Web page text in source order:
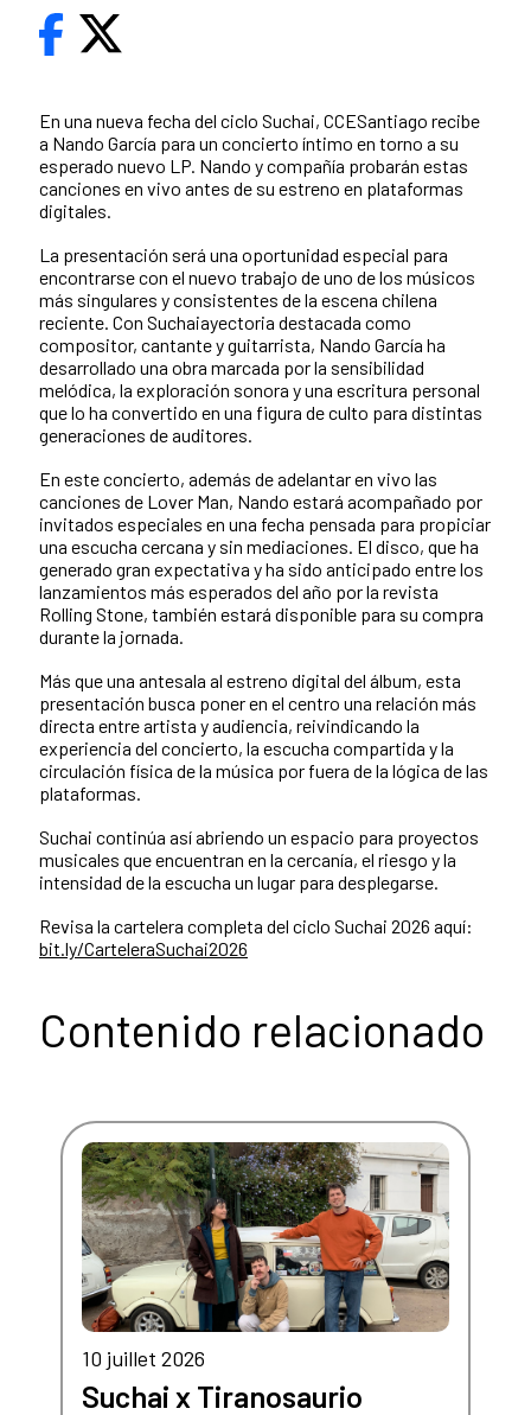
En una nueva fecha del ciclo Suchai, CCESantiago recibe
a Nando García para un concierto íntimo en torno a su
esperado nuevo LP. Nando y compañía probarán estas
canciones en vivo antes de su estreno en plataformas
digitales.
La presentación será una oportunidad especial para
encontrarse con el nuevo trabajo de uno de los músicos
más singulares y consistentes de la escena chilena
reciente. Con Suchaiayectoria destacada como
compositor, cantante y guitarrista, Nando García ha
desarrollado una obra marcada por la sensibilidad
melódica, la exploración sonora y una escritura personal
que lo ha convertido en una figura de culto para distintas
generaciones de auditores.
En este concierto, además de adelantar en vivo las
canciones de Lover Man, Nando estará acompañado por
invitados especiales en una fecha pensada para propiciar
una escucha cercana y sin mediaciones. El disco, que ha
generado gran expectativa y ha sido anticipado entre los
lanzamientos más esperados del año por la revista
Rolling Stone, también estará disponible para su compra
durante la jornada.
Más que una antesala al estreno digital del álbum, esta
presentación busca poner en el centro una relación más
directa entre artista y audiencia, reivindicando la
experiencia del concierto, la escucha compartida y la
circulación física de la música por fuera de la lógica de las
plataformas.
Suchai continúa así abriendo un espacio para proyectos
musicales que encuentran en la cercanía, el riesgo y la
intensidad de la escucha un lugar para desplegarse.
Revisa la cartelera completa del ciclo Suchai 2026 aquí:
bit.ly/CarteleraSuchai2026
Contenido relacionado
10 juillet 2026
Suchai x Tiranosaurio